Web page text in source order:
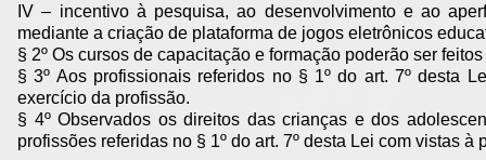
IV – incentivo à pesquisa, ao desenvolvimento e ao
mediante a criação de plataforma de jogos eletrônicos
§ 2º Os cursos de capacitação e formação poderão ser
§ 3º Aos profissionais referidos no § 1º do art. 7º desta
exercício da profissão.
§ 4º Observados os direitos das crianças e dos
profissões referidas no § 1º do art. 7º desta Lei com vistas